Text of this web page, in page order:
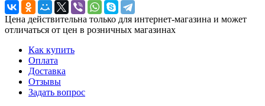
Цена действительна только для интернет-магазина и может
отличаться от цен в розничных магазинах
Как купить
Оплата
Доставка
Отзывы
Задать вопрос